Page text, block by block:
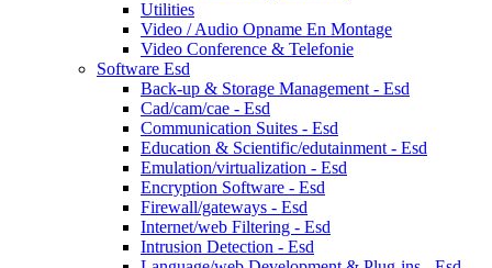
Utilities
Video / Audio Opname En Montage
Video Conference & Telefonie
Software Esd
Back-up & Storage Management - Esd
Cad/cam/cae - Esd
Communication Suites - Esd
Education & Scientific/edutainment - Esd
Emulation/virtualization - Esd
Encryption Software - Esd
Firewall/gateways - Esd
Internet/web Filtering - Esd
Intrusion Detection - Esd